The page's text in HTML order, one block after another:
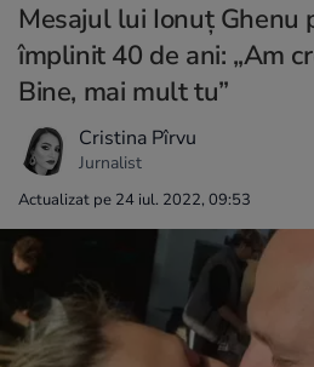
Mesajul lui Ionuț Ghenu
împlinit 40 de ani: „Am
Bine, mai mult tu”
Cristina Pîrvu
Jurnalist
Actualizat pe 24 iul. 2022, 09:53